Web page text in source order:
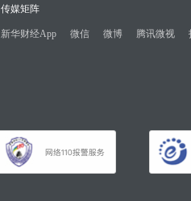
传媒矩阵
新华财经App 微信 微博 腾讯微视